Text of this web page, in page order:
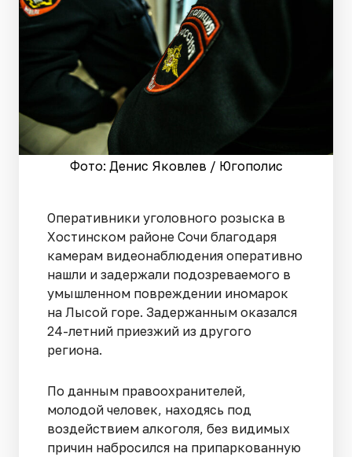
Фото: Денис Яковлев / Югополис
Оперативники уголовного розыска в
Хостинском районе Сочи благодаря
камерам видеонаблюдения оперативно
нашли и задержали подозреваемого в
умышленном повреждении иномарок
на Лысой горе. Задержанным оказался
24-летний приезжий из другого
региона.
По данным правоохранителей,
молодой человек, находясь под
воздействием алкоголя, без видимых
причин набросился на припаркованную